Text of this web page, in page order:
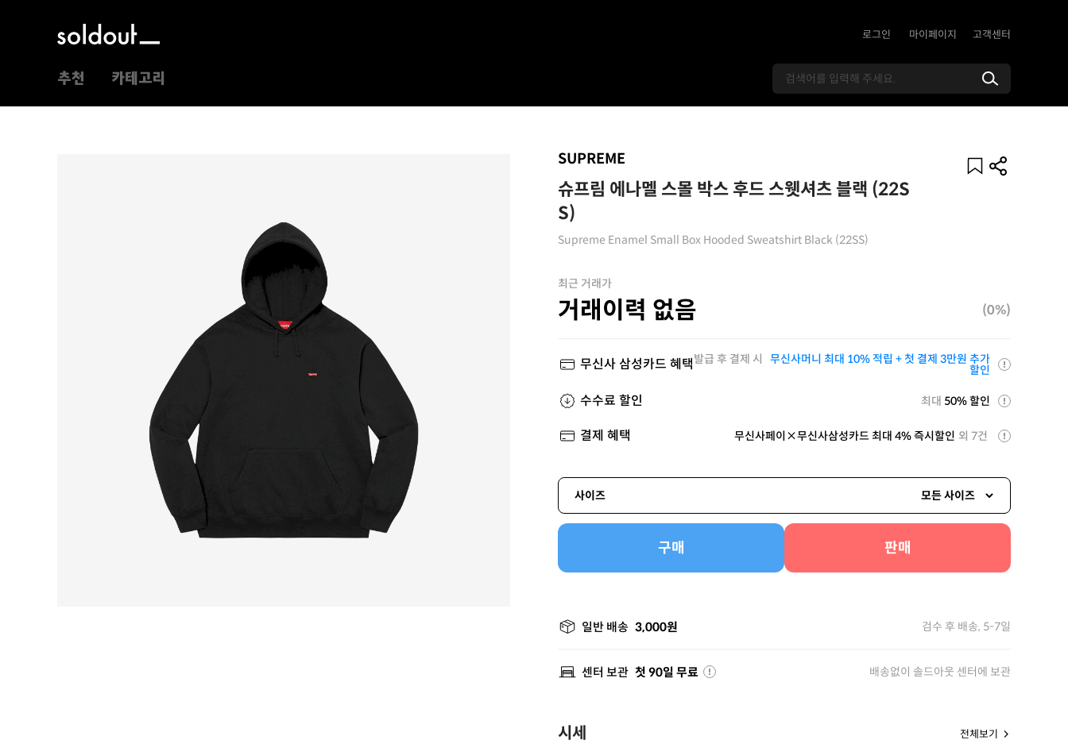
로그인 마이페이지 고객센터
추천 카테고리
SUPREME
슈프림 에나멜 스몰 박스 후드 스웻셔츠 블랙 (22S
S)
Supreme Enamel Small Box Hooded Sweatshirt Black (22SS)
최근 거래가
거래이력 없음 (0%)
무신사 삼성카드 혜택발급 후 결제 시 무신사머니 최대 10% 적립 + 첫 결제 3만원 추가
할인
수수료 할인 최대 50% 할인
결제 혜택 무신사페이×무신사삼성카드 최대 4% 즉시할인 외 7건
사이즈 모든 사이즈
구매 판매
일반 배송 3,000원 검수 후 배송, 5-7일
센터 보관 첫 90일 무료 배송없이 솔드아웃 센터에 보관
시세 전체보기